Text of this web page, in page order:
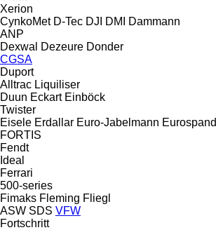
Xerion
CynkoMet D-Tec DJI DMI
Dammann
ANP
Dexwal
Dezeure Donder
CGSA
Duport
Alltrac Liquiliser
Duun Eckart Einböck
Twister
Eisele Erdallar Euro-Jabelmann Eurospand
FORTIS
Fendt
Ideal
Ferrari
500-series
Fimaks Fleming Fliegl
ASW SDS VFW
Fortschritt